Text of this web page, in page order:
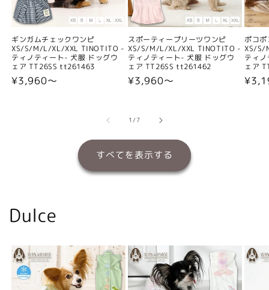
ギンガムチェックワンピ
XS/S/M/L/XL/XXL TINOTITO -
ティノティート- 犬服 ドッグウ
ェア TT26SS tt261463
通
¥3,960〜
スポーティープリーツワンピ
XS/S/M/L/XL/XXL TINOTITO -
ティノティート- 犬服 ドッグウ
ェア TT26SS tt261462
通
格
¥3,960〜
ポコ
XS/S/
ティ
ェア
通
1/の
7
すべてを表示する
Dulce